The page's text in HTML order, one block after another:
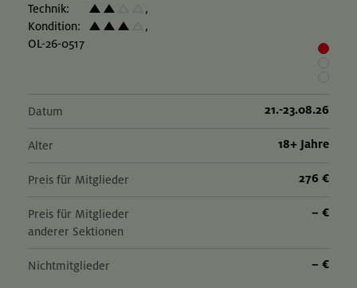
Technik:
,
Kondition:
,
OL-26-0517
Datum 21.-23.08.26
Alter 18+ Jahre
Preis für Mitglieder 276 €
Preis für Mitglieder
anderer Sektionen
– €
Nichtmitglieder – €